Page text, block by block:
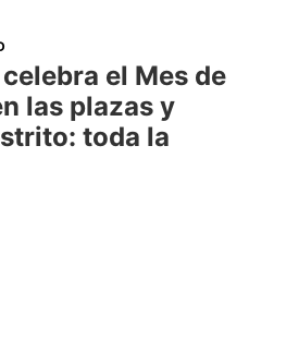
el Mes de
las plazas y
toda la